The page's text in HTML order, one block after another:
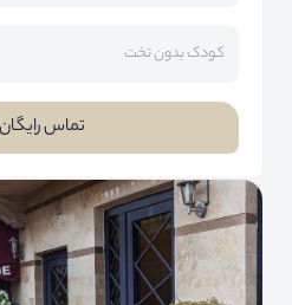
کودک بدون تخت
تماس رایگان